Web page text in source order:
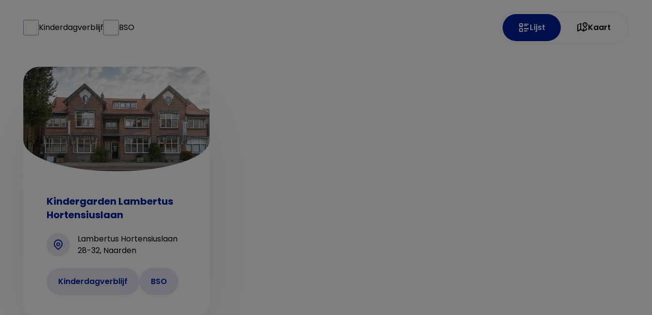
Kinderdagverblijf BSO Lijst Kaart
Kindergarden Lambertus
Hortensiuslaan
Lambertus Hortensiuslaan
28-32, Naarden
Kinderdagverblijf BSO